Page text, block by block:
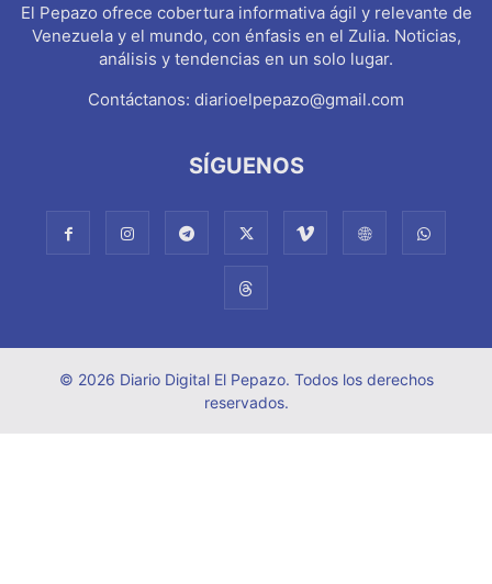
El Pepazo ofrece cobertura informativa ágil y relevante de
Venezuela y el mundo, con énfasis en el Zulia. Noticias,
análisis y tendencias en un solo lugar.
Contáctanos: diarioelpepazo@gmail.com
SÍGUENOS
© 2026 Diario Digital El Pepazo. Todos los derechos
reservados.